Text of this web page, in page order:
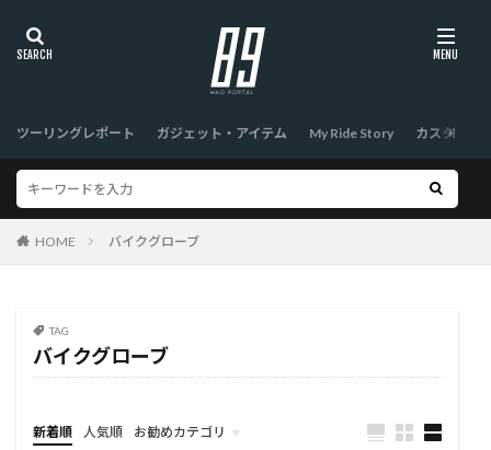
ツーリングレポート ガジェット・アイテム My Ride Story カスタム
HOME バイクグローブ
TAG
バイクグローブ
新着順 人気順 お勧めカテゴリ